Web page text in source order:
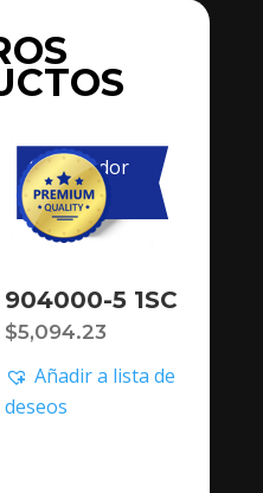
Catalizador
Primario
904000-5 1SC
$5,094.23
Añadir a lista de
deseos